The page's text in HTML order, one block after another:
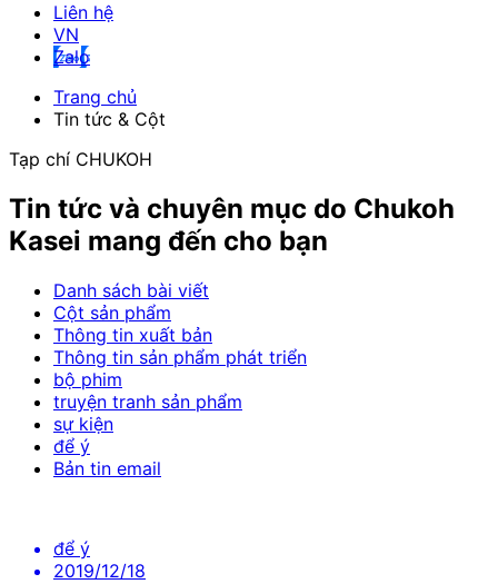
Liên hệ
Zalo
Trang chủ
Tin tức & Cột
Tạp chí CHUKOH
Tin tức và chuyên mục do Chukoh
Kasei mang đến cho bạn
Danh sách bài viết
Cột sản phẩm
Thông tin xuất bản
Thông tin sản phẩm phát triển
bộ phim
truyện tranh sản phẩm
sự kiện
để ý
Bản tin email
để ý
2019/12/18